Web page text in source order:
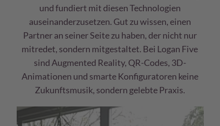
und fundiert mit diesen Technologien
auseinanderzusetzen. Gut zu wissen, einen
Partner an seiner Seite zu haben, der nicht nur
mitredet, sondern mitgestaltet. Bei Logan Five
sind Augmented Reality, QR-Codes, 3D-
Animationen und smarte Konfiguratoren keine
Zukunftsmusik, sondern gelebte Praxis.